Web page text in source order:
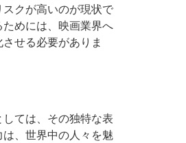
クが高いのが現状で
めには、映画業界へ
せる必要がありま
ては、その独特な表
、世界中の人々を魅